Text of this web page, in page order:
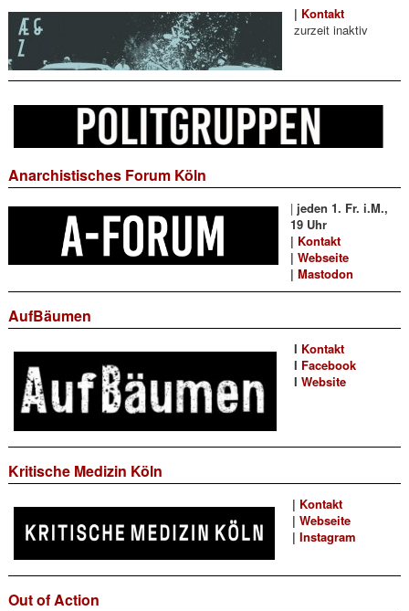
| Kontakt
zurzeit inaktiv
Anarchistisches Forum Köln
|jeden 1. Fr. i.M.,
19 Uhr
| Kontakt
| Webseite
| Mastodon
AufBäumen
I Kontakt
I Facebook
I Website
Kritische Medizin Köln
| Kontakt
| Webseite
| Instagram
Out of Action